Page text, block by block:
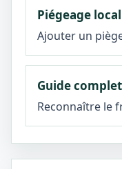
Piégeage local
Ajouter un
Guide complet
Reconnaître le